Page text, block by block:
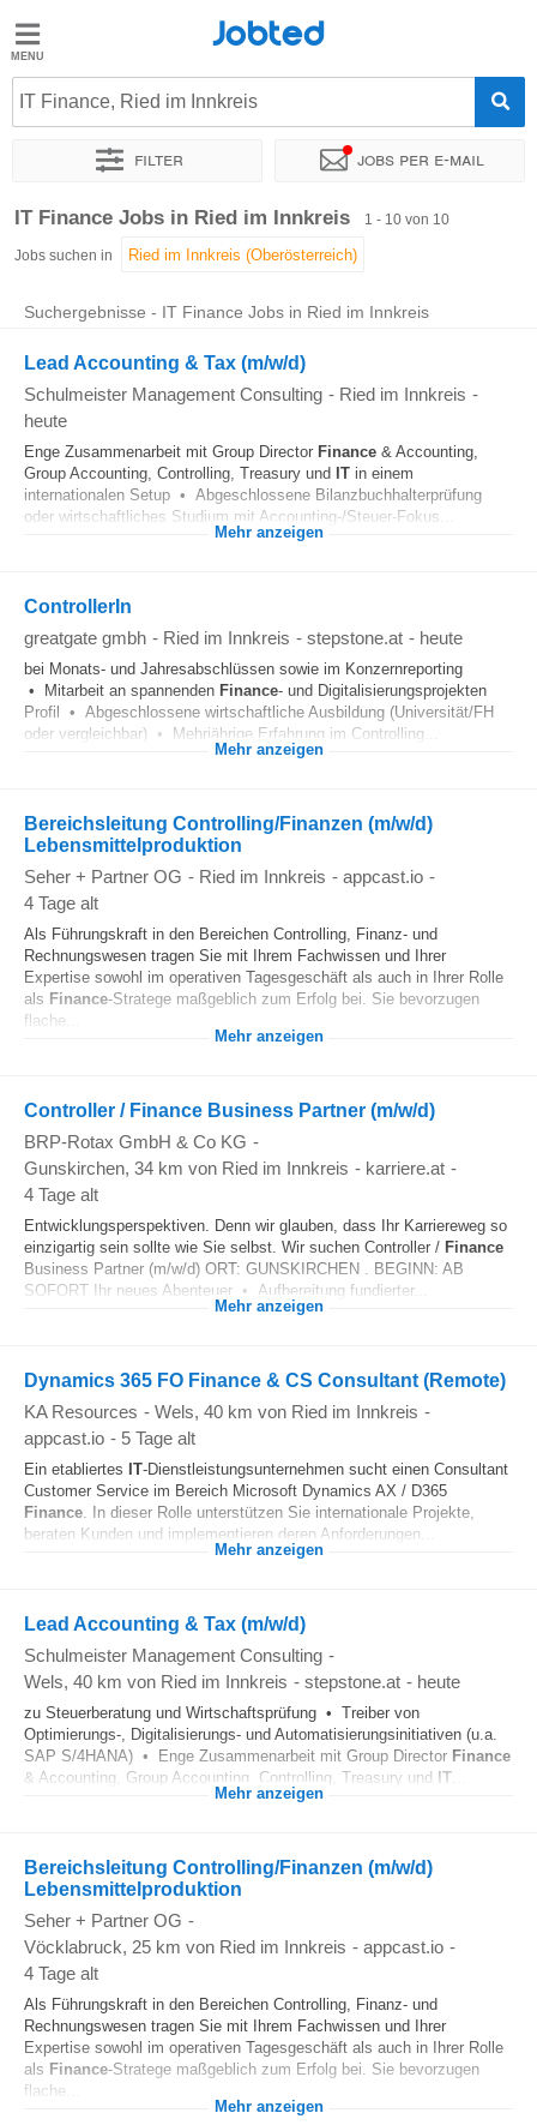
Jobted
Jobs
Jobted
IT Finance, Ried im Innkreis
Filter Jobs per e-mail
Sortieren nach Genauer Standort Personaldienstleister
IT Finance Jobs in Ried im Innkreis 1 - 10 von 10
Jobs suchen in
Suchergebnisse - IT Finance Jobs in Ried im Innkreis
Lead Accounting & Tax (m/w/d)
Schulmeister Management Consulting - Ried im Innkreis -
heute
Enge Zusammenarbeit mit Group Director Finance & Accounting,
Group Accounting, Controlling, Treasury und IT in einem
internationalen Setup • Abgeschlossene Bilanzbuchhalterprüfung
oder wirtschaftliches Studium mit Accounting-/Steuer-Fokus...
Mehr anzeigen
ControllerIn
greatgate gmbh - Ried im Innkreis - stepstone.at - heute
bei Monats- und Jahresabschlüssen sowie im Konzernreporting
• Mitarbeit an spannenden Finance- und Digitalisierungsprojekten
Profil • Abgeschlossene wirtschaftliche Ausbildung (Universität/FH
oder vergleichbar) • Mehrjährige Erfahrung im Controlling...
Mehr anzeigen
Bereichsleitung Controlling/Finanzen (m/w/d)
Lebensmittelproduktion
Seher + Partner OG - Ried im Innkreis - appcast.io -
4 Tage alt
Als Führungskraft in den Bereichen Controlling, Finanz- und
Rechnungswesen tragen Sie mit Ihrem Fachwissen und Ihrer
Expertise sowohl im operativen Tagesgeschäft als auch in Ihrer Rolle
als Finance-Stratege maßgeblich zum Erfolg bei. Sie bevorzugen
flache...
Mehr anzeigen
Controller / Finance Business Partner (m/w/d)
BRP-Rotax GmbH & Co KG -
Gunskirchen, 34 km von Ried im Innkreis - karriere.at -
4 Tage alt
Entwicklungsperspektiven. Denn wir glauben, dass Ihr Karriereweg so
einzigartig sein sollte wie Sie selbst. Wir suchen Controller / Finance
Business Partner (m/w/d) ORT: GUNSKIRCHEN . BEGINN: AB
SOFORT Ihr neues Abenteuer • Aufbereitung fundierter...
Mehr anzeigen
Dynamics 365 FO Finance & CS Consultant (Remote)
KA Resources - Wels, 40 km von Ried im Innkreis -
appcast.io - 5 Tage alt
Ein etabliertes IT-Dienstleistungsunternehmen sucht einen Consultant
Customer Service im Bereich Microsoft Dynamics AX / D365
Finance. In dieser Rolle unterstützen Sie internationale Projekte,
beraten Kunden und implementieren deren Anforderungen...
Mehr anzeigen
Lead Accounting & Tax (m/w/d)
Schulmeister Management Consulting -
Wels, 40 km von Ried im Innkreis - stepstone.at - heute
zu Steuerberatung und Wirtschaftsprüfung • Treiber von
Optimierungs-, Digitalisierungs- und Automatisierungsinitiativen (u.a.
SAP S/4HANA) • Enge Zusammenarbeit mit Group Director Finance
& Accounting, Group Accounting, Controlling, Treasury und IT
Mehr anzeigen
Bereichsleitung Controlling/Finanzen (m/w/d)
Lebensmittelproduktion
Seher + Partner OG -
Vöcklabruck, 25 km von Ried im Innkreis - appcast.io -
4 Tage alt
Als Führungskraft in den Bereichen Controlling, Finanz- und
Rechnungswesen tragen Sie mit Ihrem Fachwissen und Ihrer
Expertise sowohl im operativen Tagesgeschäft als auch in Ihrer Rolle
als Finance-Stratege maßgeblich zum Erfolg bei. Sie bevorzugen
flache...
Mehr anzeigen